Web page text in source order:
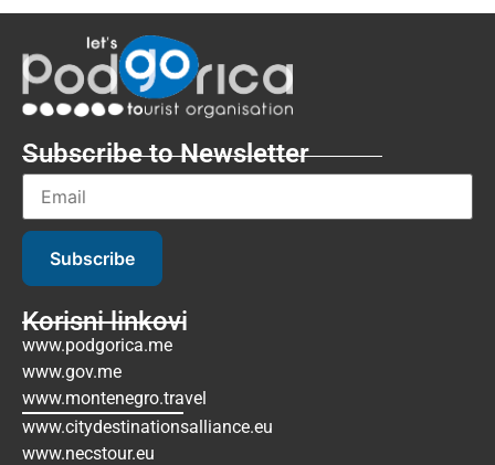
Subscribe to Newsletter
Subscribe
Korisni linkovi
www.podgorica.me
www.gov.me
www.montenegro.travel
www.citydestinationsalliance.eu
www.necstour.eu